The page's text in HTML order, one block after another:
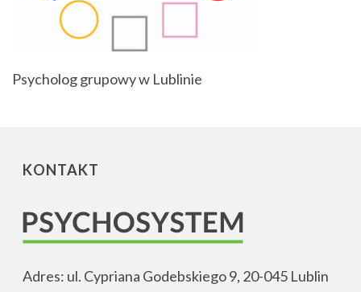
Psycholog grupowy w Lublinie
KONTAKT
Adres: ul. Cypriana Godebskiego 9, 20-045 Lublin